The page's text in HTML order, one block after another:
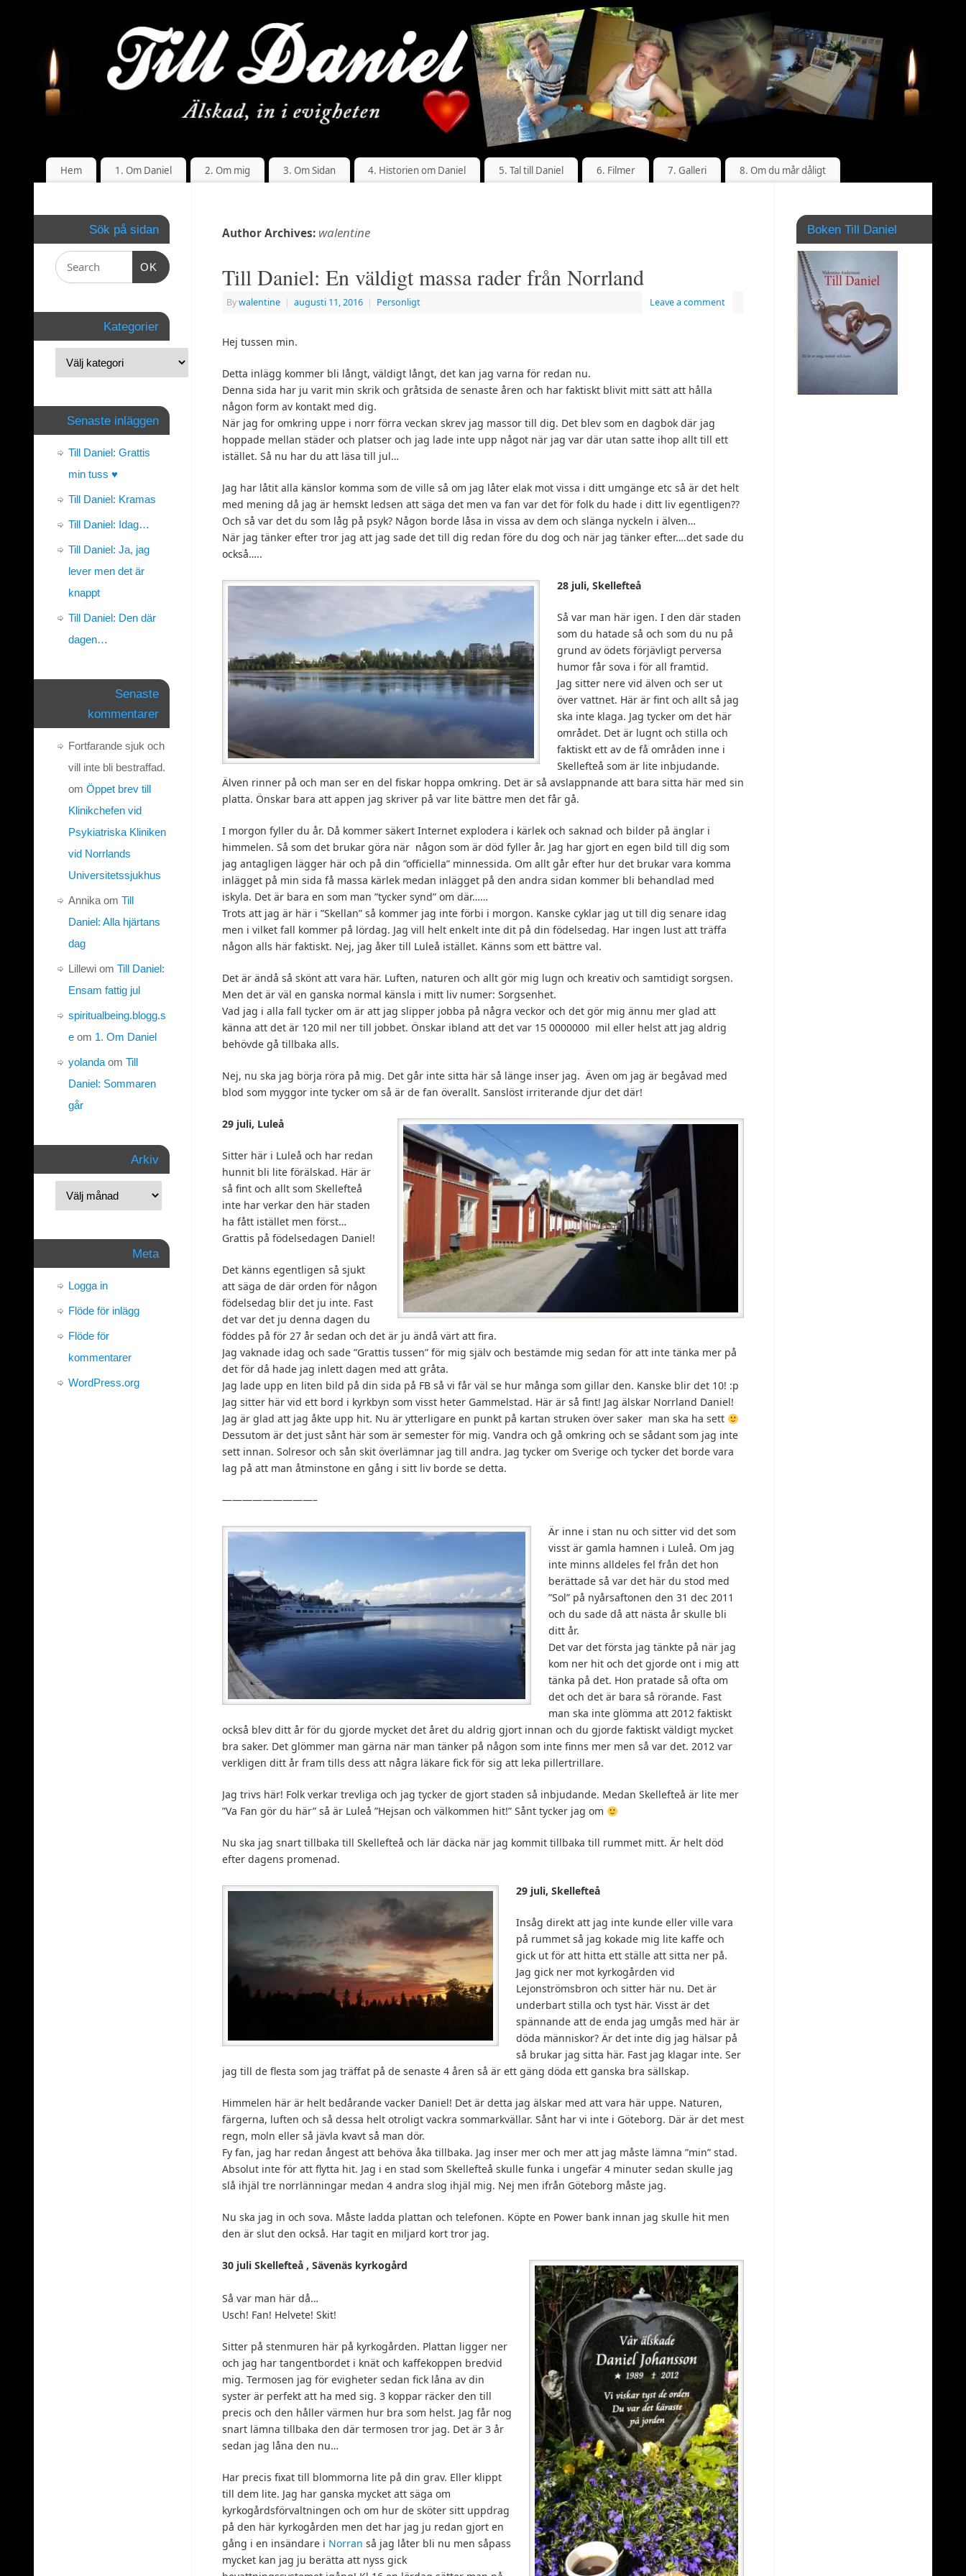
Hem 1. Om Daniel 2. Om mig 3. Om Sidan 4. Historien om Daniel 5. Tal till Daniel 6. Filmer 7. Galleri 8. Om du mår dåligt
Author Archives: walentine
Till Daniel: En väldigt massa rader från Norrland
Bywalentine | augusti 11, 2016 | Personligt Leave a comment
Hej tussen min.
Detta inlägg kommer bli långt, väldigt långt, det kan jag varna för redan nu.
Denna sida har ju varit min skrik och gråtsida de senaste åren och har faktiskt blivit mitt sätt att hålla
någon form av kontakt med dig.
När jag for omkring uppe i norr förra veckan skrev jag massor till dig. Det blev som en dagbok där jag
hoppade mellan städer och platser och jag lade inte upp något när jag var där utan satte ihop allt till ett
istället. Så nu har du att läsa till jul…
Jag har låtit alla känslor komma som de ville så om jag låter elak mot vissa i ditt umgänge etc så är det helt
med mening då jag är hemskt ledsen att säga det men va fan var det för folk du hade i ditt liv egentligen??
Och så var det du som låg på psyk? Någon borde låsa in vissa av dem och slänga nyckeln i älven…
När jag tänker efter tror jag att jag sade det till dig redan före du dog och när jag tänker efter….det sade du
också…..
28 juli, Skellefteå
Så var man här igen. I den där staden
som du hatade så och som du nu på
grund av ödets förjävligt perversa
humor får sova i för all framtid.
Jag sitter nere vid älven och ser ut
över vattnet. Här är fint och allt så jag
ska inte klaga. Jag tycker om det här
området. Det är lugnt och stilla och
faktiskt ett av de få områden inne i
Skellefteå som är lite inbjudande.
Älven rinner på och man ser en del fiskar hoppa omkring. Det är så avslappnande att bara sitta här med sin
platta. Önskar bara att appen jag skriver på var lite bättre men det får gå.
I morgon fyller du år. Då kommer säkert Internet explodera i kärlek och saknad och bilder på änglar i
himmelen. Så som det brukar göra när någon som är död fyller år. Jag har gjort en egen bild till dig som
jag antagligen lägger här och på din ”officiella” minnessida. Om allt går efter hur det brukar vara komma
inlägget på min sida få massa kärlek medan inlägget på den andra sidan kommer bli behandlad med
iskyla. Det är bara en som man ”tycker synd” om där……
Trots att jag är här i ”Skellan” så kommer jag inte förbi i morgon. Kanske cyklar jag ut till dig senare idag
men i vilket fall kommer på lördag. Jag vill helt enkelt inte dit på din födelsedag. Har ingen lust att träffa
någon alls här faktiskt. Nej, jag åker till Luleå istället. Känns som ett bättre val.
Det är ändå så skönt att vara här. Luften, naturen och allt gör mig lugn och kreativ och samtidigt sorgsen.
Men det är väl en ganska normal känsla i mitt liv numer: Sorgsenhet.
Vad jag i alla fall tycker om är att jag slipper jobba på några veckor och det gör mig ännu mer glad att
känna att det är 120 mil ner till jobbet. Önskar ibland att det var 15 0000000 mil eller helst att jag aldrig
behövde gå tillbaka alls.
Nej, nu ska jag börja röra på mig. Det går inte sitta här så länge inser jag. Även om jag är begåvad med
blod som myggor inte tycker om så är de fan överallt. Sanslöst irriterande djur det där!
29 juli, Luleå
Sitter här i Luleå och har redan
hunnit bli lite förälskad. Här är
så fint och allt som Skellefteå
inte har verkar den här staden
ha fått istället men först…
Grattis på födelsedagen Daniel!
Det känns egentligen så sjukt
att säga de där orden för någon
födelsedag blir det ju inte. Fast
det var det ju denna dagen du
föddes på för 27 år sedan och det är ju ändå värt att fira.
Jag vaknade idag och sade ”Grattis tussen” för mig själv och bestämde mig sedan för att inte tänka mer på
det för då hade jag inlett dagen med att gråta.
Jag lade upp en liten bild på din sida på FB så vi får väl se hur många som gillar den. Kanske blir det 10! :p
Jag sitter här vid ett bord i kyrkbyn som visst heter Gammelstad. Här är så fint! Jag älskar Norrland Daniel!
Jag är glad att jag åkte upp hit. Nu är ytterligare en punkt på kartan struken över saker man ska ha sett
Dessutom är det just sånt här som är semester för mig. Vandra och gå omkring och se sådant som jag inte
sett innan. Solresor och sån skit överlämnar jag till andra. Jag tycker om Sverige och tycker det borde vara
lag på att man åtminstone en gång i sitt liv borde se detta.
—————————–
Är inne i stan nu och sitter vid det som
visst är gamla hamnen i Luleå. Om jag
inte minns alldeles fel från det hon
berättade så var det här du stod med
”Sol” på nyårsaftonen den 31 dec 2011
och du sade då att nästa år skulle bli
ditt år.
Det var det första jag tänkte på när jag
kom ner hit och det gjorde ont i mig att
tänka på det. Hon pratade så ofta om
det och det är bara så rörande. Fast
man ska inte glömma att 2012 faktiskt
också blev ditt år för du gjorde mycket det året du aldrig gjort innan och du gjorde faktiskt väldigt mycket
bra saker. Det glömmer man gärna när man tänker på någon som inte finns mer men så var det. 2012 var
verkligen ditt år fram tills dess att några läkare fick för sig att leka pillertrillare.
Jag trivs här! Folk verkar trevliga och jag tycker de gjort staden så inbjudande. Medan Skellefteå är lite mer
”Va Fan gör du här” så är Luleå ”Hejsan och välkommen hit!” Sånt tycker jag om
Nu ska jag snart tillbaka till Skellefteå och lär däcka när jag kommit tillbaka till rummet mitt. Är helt död
efter dagens promenad.
29 juli, Skellefteå
Insåg direkt att jag inte kunde eller ville vara
på rummet så jag kokade mig lite kaffe och
gick ut för att hitta ett ställe att sitta ner på.
Jag gick ner mot kyrkogården vid
Lejonströmsbron och sitter här nu. Det är
underbart stilla och tyst här. Visst är det
spännande att de enda jag umgås med här är
döda människor? Är det inte dig jag hälsar på
så brukar jag sitta här. Fast jag klagar inte. Ser
jag till de flesta som jag träffat på de senaste 4 åren så är ett gäng döda ett ganska bra sällskap.
Himmelen här är helt bedårande vacker Daniel! Det är detta jag älskar med att vara här uppe. Naturen,
färgerna, luften och så dessa helt otroligt vackra sommarkvällar. Sånt har vi inte i Göteborg. Där är det mest
regn, moln eller så jävla kvavt så man dör.
Fy fan, jag har redan ångest att behöva åka tillbaka. Jag inser mer och mer att jag måste lämna ”min” stad.
Absolut inte för att flytta hit. Jag i en stad som Skellefteå skulle funka i ungefär 4 minuter sedan skulle jag
slå ihjäl tre norrlänningar medan 4 andra slog ihjäl mig. Nej men ifrån Göteborg måste jag.
Nu ska jag in och sova. Måste ladda plattan och telefonen. Köpte en Power bank innan jag skulle hit men
den är slut den också. Har tagit en miljard kort tror jag.
30 juli Skellefteå , Sävenäs kyrkogård
Så var man här då…
Usch! Fan! Helvete! Skit!
Sitter på stenmuren här på kyrkogården. Plattan ligger ner
och jag har tangentbordet i knät och kaffekoppen bredvid
mig. Termosen jag för evigheter sedan fick låna av din
syster är perfekt att ha med sig. 3 koppar räcker den till
precis och den håller värmen hur bra som helst. Jag får nog
snart lämna tillbaka den där termosen tror jag. Det är 3 år
sedan jag låna den nu…
Har precis fixat till blommorna lite på din grav. Eller klippt
till dem lite. Jag har ganska mycket att säga om
kyrkogårdsförvaltningen och om hur de sköter sitt uppdrag
på den här kyrkogården men det har jag ju redan gjort en
gång i en insändare i Norran så jag låter bli nu men såpass
mycket kan jag ju berätta att nyss gick
Sök på sidan
OK
Kategorier
Senaste inläggen
Till Daniel: Grattis
min tuss ♥
Till Daniel: Kramas
Till Daniel: Idag…
Till Daniel: Ja, jag
lever men det är
knappt
Till Daniel: Den där
dagen…
Senaste
kommentarer
Fortfarande sjuk och
vill inte bli bestraffad.
om Öppet brev till
Klinikchefen vid
Psykiatriska Kliniken
vid Norrlands
Universitetssjukhus
Annika om Till
Daniel: Alla hjärtans
dag
Lillewi om Till Daniel:
Ensam fattig jul
spiritualbeing.blogg.s
e om 1. Om Daniel
yolanda om Till
Daniel: Sommaren
går
Arkiv
Meta
Logga in
Flöde för inlägg
Flöde för
kommentarer
WordPress.org
Boken Till Daniel